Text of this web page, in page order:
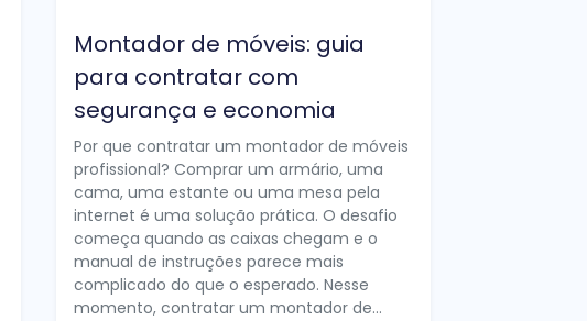
Montador de móveis: guia
para contratar com
segurança e economia
Por que contratar um montador de móveis
profissional? Comprar um armário, uma
cama, uma estante ou uma mesa pela
internet é uma solução prática. O desafio
começa quando as caixas chegam e o
manual de instruções parece mais
complicado do que o esperado. Nesse
momento, contratar um montador de...